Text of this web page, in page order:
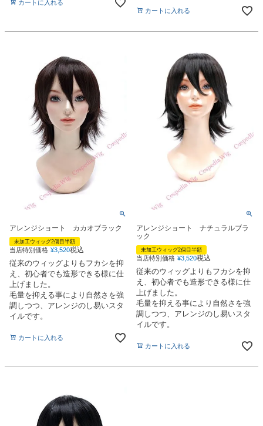
カートに入れる
カートに入れる
アレンジショート カカオブラック
未加工ウィッグ2個目半額
当店特別価格 ¥3,520税込
従来のウィッグよりもフカシを抑
え、初心者でも造形できる様に仕
上げました。
毛量を抑える事により自然さを強
調しつつ、アレンジのし易いスタ
イルです。
カートに入れる
アレンジショート ナチュラルブラ
ック
未加工ウィッグ2個目半額
当店特別価格 ¥3,520税込
従来のウィッグよりもフカシを抑
え、初心者でも造形できる様に仕
上げました。
毛量を抑える事により自然さを強
調しつつ、アレンジのし易いスタ
イルです。
カートに入れる